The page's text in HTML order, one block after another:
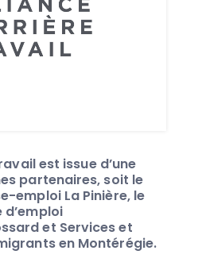
est issue d’une
partenaires, soit le
emploi La Pinière, le
et Services et
en Montérégie.